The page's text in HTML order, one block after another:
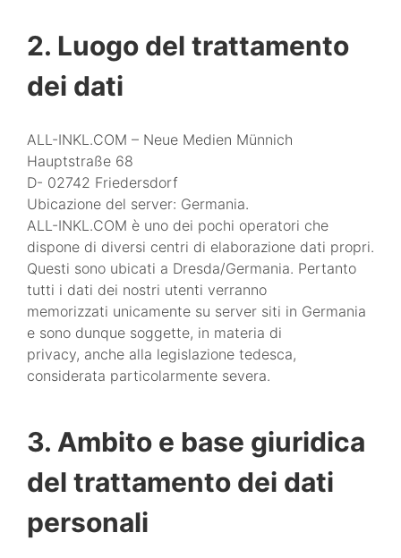
2. Luogo del trattamento
dei dati
ALL-INKL.COM – Neue Medien Münnich
Hauptstraße 68
D- 02742 Friedersdorf
Ubicazione del server: Germania.
ALL-INKL.COM è uno dei pochi operatori che
dispone di diversi centri di elaborazione dati propri.
Questi sono ubicati a Dresda/Germania. Pertanto
tutti i dati dei nostri utenti verranno
memorizzati unicamente su server siti in Germania
e sono dunque soggette, in materia di
privacy, anche alla legislazione tedesca,
considerata particolarmente severa.
3. Ambito e base giuridica
del trattamento dei dati
personali